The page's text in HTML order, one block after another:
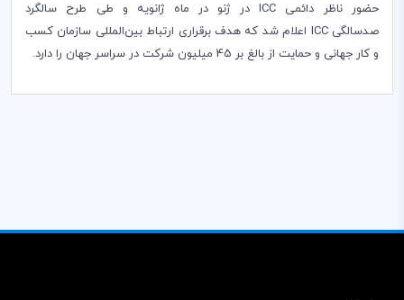
حضور ناظر دائمیICCدر ژنو در ماه ژانویه و طی طرح سالگرد
صدسالگیICC اعلام شد که هدف برقراری ارتباط بین‌المللی سازمان کسب
و کار جهانی و حمایت از بالغ بر 45 میلیون شرکت در سراسر جهان را دارد.